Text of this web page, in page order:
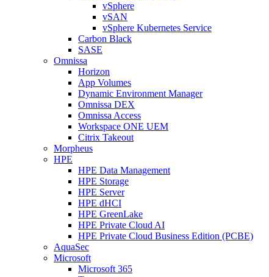
vSphere
vSAN
vSphere Kubernetes Service
Carbon Black
SASE
Omnissa
Horizon
App Volumes
Dynamic Environment Manager
Omnissa DEX
Omnissa Access
Workspace ONE UEM
Citrix Takeout
Morpheus
HPE
HPE Data Management
HPE Storage
HPE Server
HPE dHCI
HPE GreenLake
HPE Private Cloud AI
HPE Private Cloud Business Edition (PCBE)
AquaSec
Microsoft
Microsoft 365